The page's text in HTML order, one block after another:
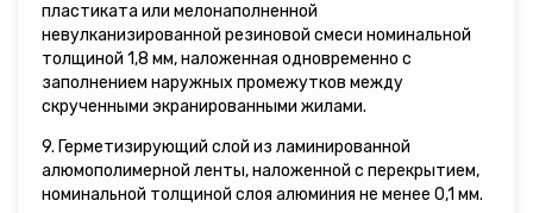
пластиката или мелонаполненной
невулканизированной резиновой смеси номинальной
толщиной 1,8 мм, наложенная одновременно с
заполнением наружных промежутков между
скрученными экранированными жилами.
9. Герметизирующий слой из ламинированной
алюмополимерной ленты, наложенной с перекрытием,
номинальной толщиной слоя алюминия не менее 0,1 мм.